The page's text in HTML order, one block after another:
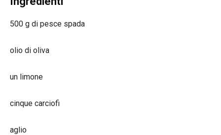
500 g di pesce spada
olio di oliva
un limone
cinque carciofi
aglio